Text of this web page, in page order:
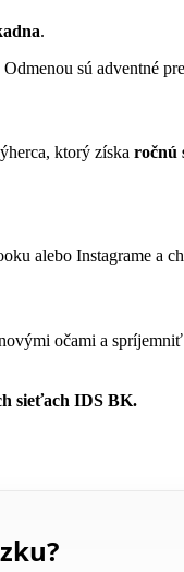
.
sú adventné
ktorý získa ročnú
alebo Instagrame a
očami a
sieťach IDS BK.